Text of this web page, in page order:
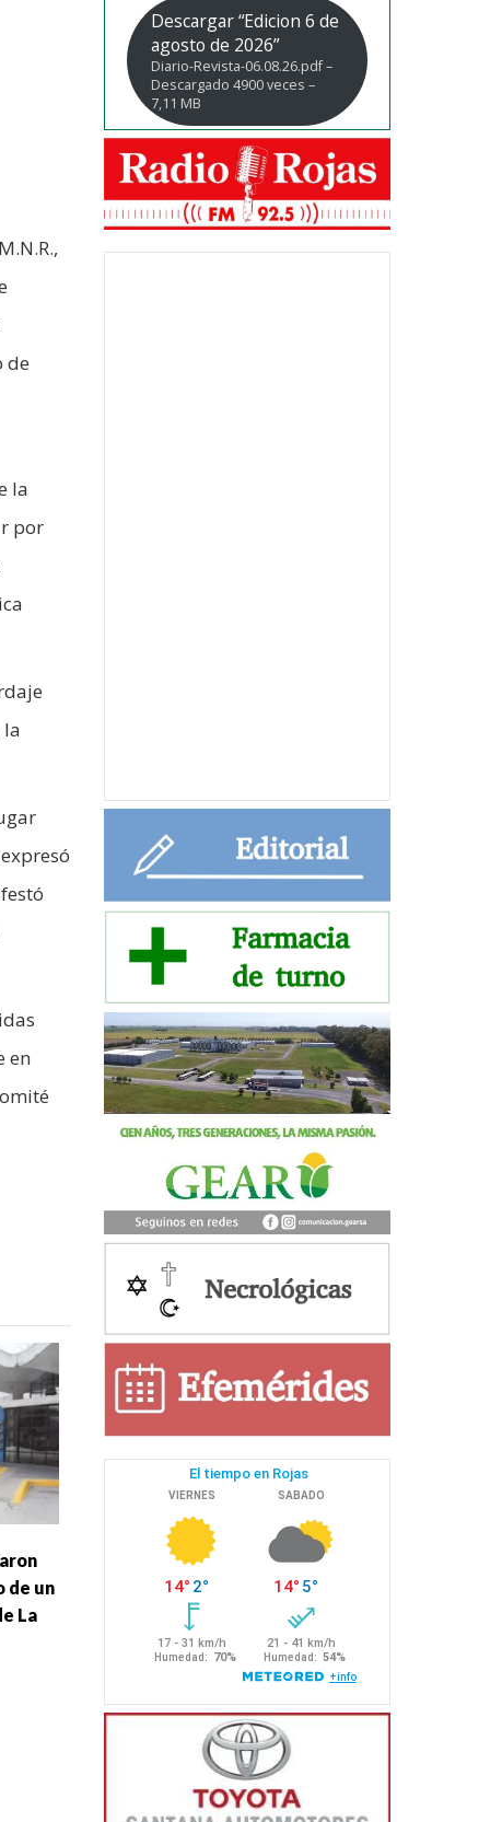
de
la
por
en
de un
La
Descargar “Edicion 6 de
agosto de 2026”
Diario-Revista-06.08.26.pdf –
Descargado 4900 veces –
7,11 MB